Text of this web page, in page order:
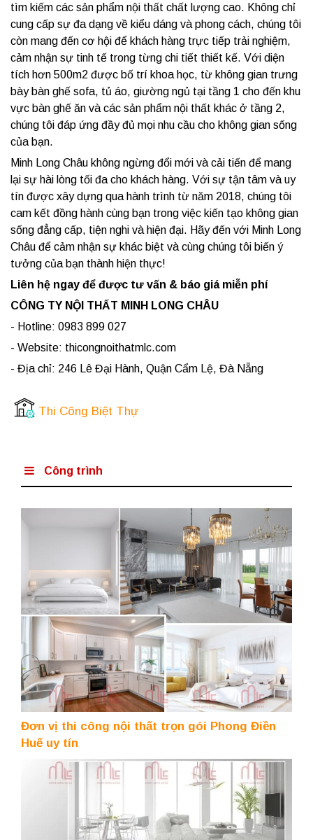
tìm kiếm các sản phẩm nội thất chất lượng cao. Không chỉ
cung cấp sự đa dạng về kiểu dáng và phong cách, chúng tôi
còn mang đến cơ hội để khách hàng trực tiếp trải nghiệm,
cảm nhận sự tinh tế trong từng chi tiết thiết kế. Với diện
tích hơn 500m2 được bố trí khoa học, từ không gian trưng
bày bàn ghế sofa, tủ áo, giường ngủ tại tầng 1 cho đến khu
vực bàn ghế ăn và các sản phẩm nội thất khác ở tầng 2,
chúng tôi đáp ứng đầy đủ mọi nhu cầu cho không gian sống
của bạn.
Minh Long Châu không ngừng đổi mới và cải tiến để mang
lại sự hài lòng tối đa cho khách hàng. Với sự tận tâm và uy
tín được xây dựng qua hành trình từ năm 2018, chúng tôi
cam kết đồng hành cùng bạn trong việc kiến tạo không gian
sống đẳng cấp, tiện nghi và hiện đại. Hãy đến với Minh Long
Châu để cảm nhận sự khác biệt và cùng chúng tôi biến ý
tưởng của bạn thành hiện thực!
Liên hệ ngay để được tư vấn & báo giá miễn phí
CÔNG TY NỘI THẤT MINH LONG CHÂU
- Hotline: 0983 899 027
- Website: thicongnoithatmlc.com
- Địa chỉ: 246 Lê Đại Hành, Quận Cẩm Lệ, Đà Nẵng
Thi Công Biệt Thự
Công trình
Đơn vị thi công nội thất trọn gói Phong Điền
Huế uy tín